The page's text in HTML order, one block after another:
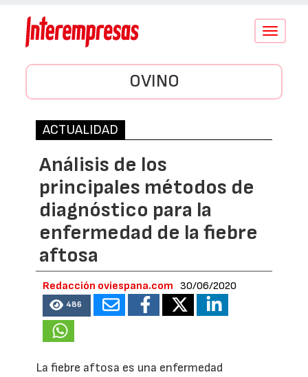
Conmutar
OVINO
ACTUALIDAD
Análisis de los
principales métodos de
diagnóstico para la
enfermedad de la fiebre
aftosa
Redacción oviespana.com 30/06/2020
486
La fiebre aftosa es una enfermedad